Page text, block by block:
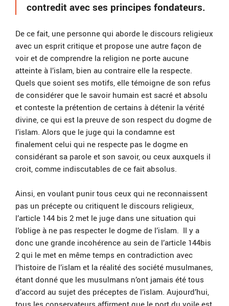
contredit avec ses principes fondateurs.
De ce fait, une personne qui aborde le discours religieux
avec un esprit critique et propose une autre façon de
voir et de comprendre la religion ne porte aucune
atteinte à l’islam, bien au contraire elle la respecte.
Quels que soient ses motifs, elle témoigne de son refus
de considérer que le savoir humain est sacré et absolu
et conteste la prétention de certains à détenir la vérité
divine, ce qui est la preuve de son respect du dogme de
l’islam. Alors que le juge qui la condamne est
finalement celui qui ne respecte pas le dogme en
considérant sa parole et son savoir, ou ceux auxquels il
croit, comme indiscutables de ce fait absolus.
Ainsi, en voulant punir tous ceux qui ne reconnaissent
pas un précepte ou critiquent le discours religieux,
l’article 144 bis 2 met le juge dans une situation qui
l’oblige à ne pas respecter le dogme de l’islam. Il y a
donc une grande incohérence au sein de l’article 144bis
2 qui le met en même temps en contradiction avec
l’histoire de l’islam et la réalité des société musulmanes,
étant donné que les musulmans n’ont jamais été tous
d’accord au sujet des préceptes de l’islam. Aujourd’hui,